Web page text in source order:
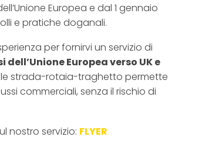
Europea e dal 1 gennaio
e pratiche doganali.
per fornirvi un servizio di
Europea verso UK e
strada-rotaia-traghetto permette
commerciali, senza il rischio di
nostro servizio: FLYER